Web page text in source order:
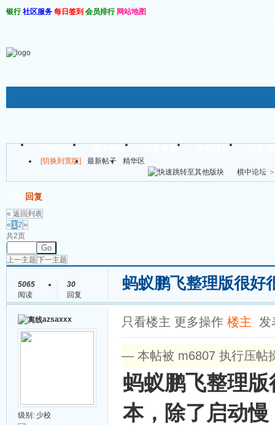
银行 社区服务 每日签到 会员排行 网站地图
棋中论坛 棋中秘籍 网页象棋 象棋残局
[切换到宽版] 最新帖子
精华区
棋中论坛 >
回复
« 返回列表
« 12 »
共2页
Go
上一主题 下一主题
5065
阅读
30
回复
蚂蚁鹏飞整理版很好
azsaxxx
级别: 少校
只看楼主 更多操作 楼主 发
— 本帖被 m6807 执行压帖
蚂蚁鹏飞整理
本，除了启动